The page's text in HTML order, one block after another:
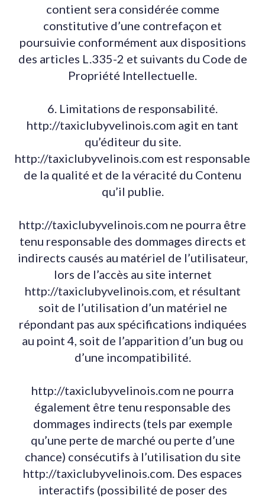
contient sera considérée comme
constitutive d’une contrefaçon et
poursuivie conformément aux dispositions
des articles L.335-2 et suivants du Code de
Propriété Intellectuelle.
6. Limitations de responsabilité.
http://taxiclubyvelinois.com agit en tant
qu’éditeur du site.
http://taxiclubyvelinois.com est responsable
de la qualité et de la véracité du Contenu
qu’il publie.
http://taxiclubyvelinois.com ne pourra être
tenu responsable des dommages directs et
indirects causés au matériel de l’utilisateur,
lors de l’accès au site internet
http://taxiclubyvelinois.com, et résultant
soit de l’utilisation d’un matériel ne
répondant pas aux spécifications indiquées
au point 4, soit de l’apparition d’un bug ou
d’une incompatibilité.
http://taxiclubyvelinois.com ne pourra
également être tenu responsable des
dommages indirects (tels par exemple
qu’une perte de marché ou perte d’une
chance) consécutifs à l’utilisation du site
http://taxiclubyvelinois.com. Des espaces
interactifs (possibilité de poser des